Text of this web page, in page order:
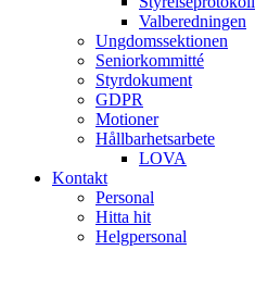
Valberedningen
Ungdomssektionen
Seniorkommitté
Styrdokument
GDPR
Motioner
Hållbarhetsarbete
LOVA
Kontakt
Personal
Hitta hit
Helgpersonal